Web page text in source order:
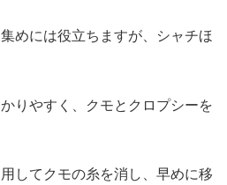
めには役立ちますが、シャチほ
りやすく、クモとクロプシーを
してクモの糸を消し、早めに移